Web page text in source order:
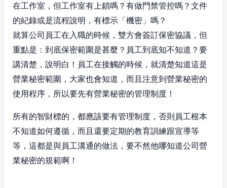
在工作室，但工作室有上鎖嗎？有做門禁管控嗎？文件
的紀錄或是流程說明，有標示「機密」嗎？
就算公司員工在入職的時候，雙方會簽訂保密協議，但
重點是：到底保密範圍是甚麼？員工到底知不知道？要
講清楚，說明白！員工在接觸的時候，就清楚知道這是
營業秘密範圍，大家也會知道，而且注意到營業秘密的
使用程序，所以要先有營業秘密的管理制度！
所有的智財標的，都應該要有管理制度，否則員工根本
不知道如何遵循，而且還要定期的教育訓練跟宣導等
等，這都是與員工溝通的做法，要不然他哪知道公司營
業秘密的規範啊！